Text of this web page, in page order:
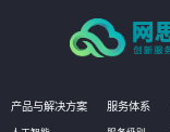
产品与解决方案 服务体系